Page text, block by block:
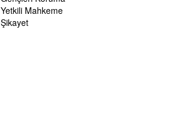
Yetkili Mahkeme
Şikayet